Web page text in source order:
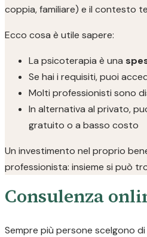
coppia, familiare) e il contesto
Ecco cosa è utile sapere:
La psicoterapia è una
Se hai i requisiti, puoi
Molti professionisti sono
In alternativa al privato,
gratuito o a basso costo
Un investimento nel proprio
professionista: insieme si può
Consulenza
Sempre più persone scelgono